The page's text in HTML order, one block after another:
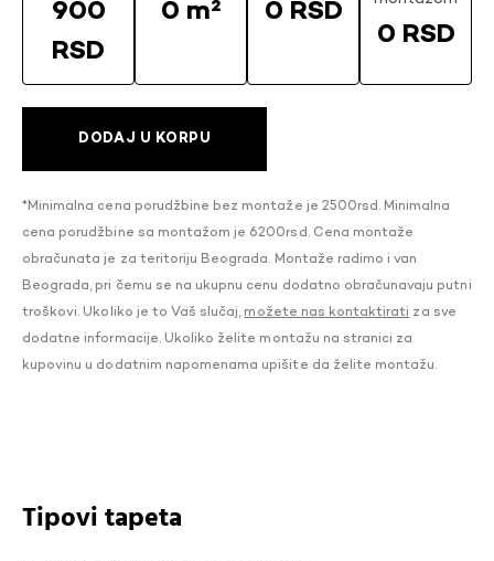
900
RSD
0 m² 0 RSD
0 RSD
DODAJ U KORPU
*Minimalna cena porudžbine bez montaže je 2500rsd. Minimalna
cena porudžbine sa montažom je 6200rsd. Cena montaže
obračunata je za teritoriju Beograda. Montaže radimo i van
Beograda, pri čemu se na ukupnu cenu dodatno obračunavaju putni
troškovi. Ukoliko je to Vaš slučaj, možete nas kontaktirati za sve
dodatne informacije. Ukoliko želite montažu na stranici za
kupovinu u dodatnim napomenama upišite da želite montažu.
Tipovi tapeta